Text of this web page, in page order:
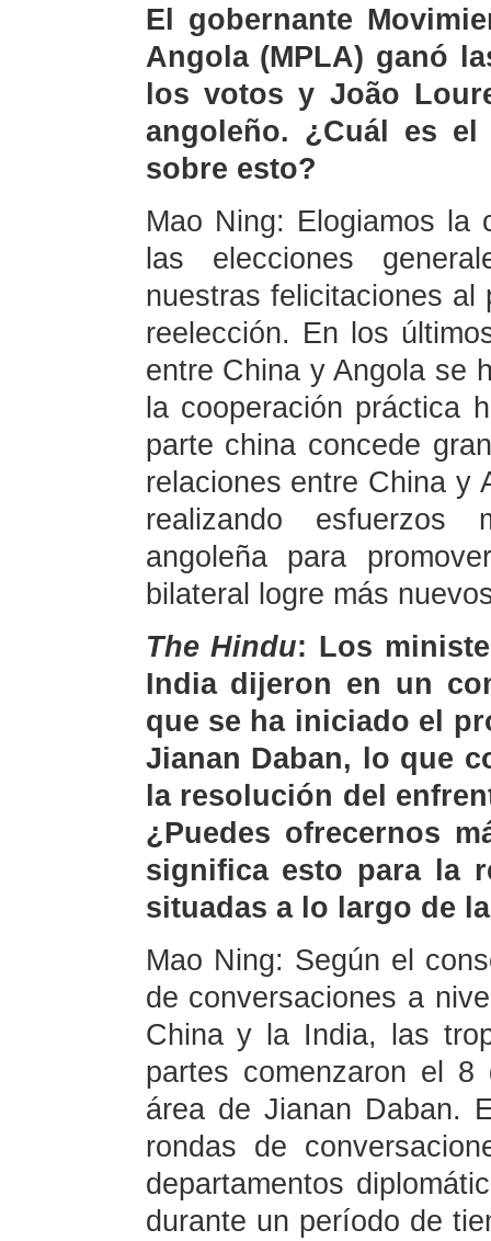
El gobernante
Angola (MPLA) ganó
los votos y João
angoleño. ¿Cuál es
sobre esto?
Mao Ning: Elogiamos la
las elecciones
nuestras felicitaciones al
reelección. En los
entre China y Angola se
la cooperación práctica
parte china concede
relaciones entre China y
realizando esfuerzos
angoleña para
bilateral logre más
The Hindu: Los
India dijeron en un
que se ha iniciado el
Jianan Daban, lo que
la resolución del
¿Puedes ofrecernos
significa esto para la
situadas a lo largo de
Mao Ning: Según el
de conversaciones a
China y la India, las
partes comenzaron el
área de Jianan Daban.
rondas de
departamentos
durante un período de